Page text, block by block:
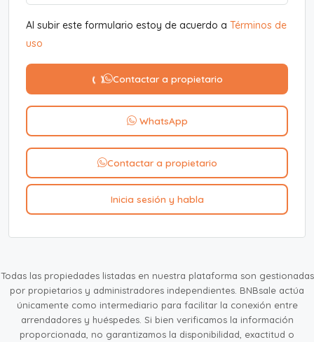
Al subir este formulario estoy de acuerdo a Términos de
uso
Contactar a propietario
WhatsApp
Contactar a propietario
Inicia sesión y habla
Todas las propiedades listadas en nuestra plataforma son gestionadas
por propietarios y administradores independientes. BNBsale actúa
únicamente como intermediario para facilitar la conexión entre
arrendadores y huéspedes. Si bien verificamos la información
proporcionada, no garantizamos la disponibilidad, exactitud o